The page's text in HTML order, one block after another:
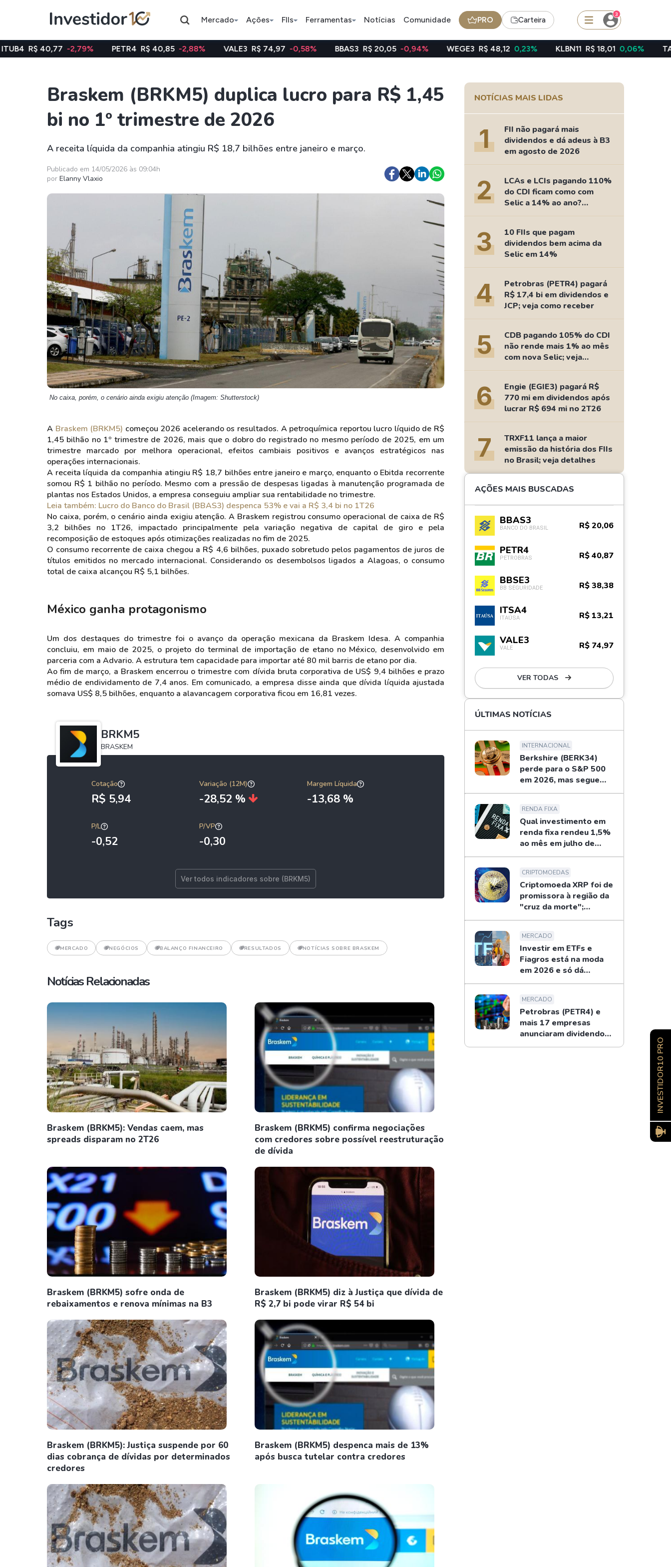
Mercado Ações FIIs Ferramentas Notícias Comunidade PRO Carteira
3
Assuntos do momento
Índice
Ibovespa
Ação
Petrobras
Ação
Bradesco Dividendos
Taesa
Itausa
Weg
Klabin
Petrobrás
Ver todos
RECR11
Ver todos
IVVB11
XINA11
Ver todos
Apple
Ver todos
Criptomoedas
Bitcoin
Ethereum
Dogecoin
Cardano
Ver todos
Ideias
Agenda de Dividendos
Radar do Dividendo Inteligente
As Ações Mais Buscadas
Guia do Iniciante
-2,79% PETR4 R$ 40,85 -2,88% VALE3 R$ 74,97 -0,58% BBAS3 R$ 20,05 -0,94% WEGE3 R$ 48,12 0,23% KLBN11 R$ 18,01 0,06% TAEE11 R$
Braskem (BRKM5) duplica lucro para R$ 1,45
bi no 1º trimestre de 2026
A receita líquida da companhia atingiu R$ 18,7 bilhões entre janeiro e março.
Publicado em 14/05/2026 às 09:04h
por Elanny Vlaxio
No caixa, porém, o cenário ainda exigiu atenção (Imagem: Shutterstock)
A Braskem (BRKM5) começou 2026 acelerando os resultados. A petroquímica reportou lucro líquido de R$
1,45 bilhão no 1º trimestre de 2026, mais que o dobro do registrado no mesmo período de 2025, em um
trimestre marcado por melhora operacional, efeitos cambiais positivos e avanços estratégicos nas
operações internacionais.
A receita líquida da companhia atingiu R$ 18,7 bilhões entre janeiro e março, enquanto o Ebitda recorrente
somou R$ 1 bilhão no período. Mesmo com a pressão de despesas ligadas à manutenção programada de
plantas nos Estados Unidos, a empresa conseguiu ampliar sua rentabilidade no trimestre.
Leia também: Lucro do Banco do Brasil (BBAS3) despenca 53% e vai a R$ 3,4 bi no 1T26
No caixa, porém, o cenário ainda exigiu atenção. A Braskem registrou consumo operacional de caixa de R$
3,2 bilhões no 1T26, impactado principalmente pela variação negativa de capital de giro e pela
recomposição de estoques após otimizações realizadas no fim de 2025.
O consumo recorrente de caixa chegou a R$ 4,6 bilhões, puxado sobretudo pelos pagamentos de juros de
títulos emitidos no mercado internacional. Considerando os desembolsos ligados a Alagoas, o consumo
total de caixa alcançou R$ 5,1 bilhões.
México ganha protagonismo
Um dos destaques do trimestre foi o avanço da operação mexicana da Braskem Idesa. A companhia
concluiu, em maio de 2025, o projeto do terminal de importação de etano no México, desenvolvido em
parceria com a Advario. A estrutura tem capacidade para importar até 80 mil barris de etano por dia.
Ao fim de março, a Braskem encerrou o trimestre com dívida bruta corporativa de US$ 9,4 bilhões e prazo
médio de endividamento de 7,4 anos. Em comunicado, a empresa disse ainda que dívida líquida ajustada
somava US$ 8,5 bilhões, enquanto a alavancagem corporativa ficou em 16,81 vezes.
BRKM5
BRASKEM
Cotação
R$ 5,94
Variação (12M)
-28,52 %
Margem Líquida
-13,68 %
P/L
-0,52
P/VP
-0,30
Ver todos indicadores sobre (BRKM5)
Tags
MERCADO NEGÓCIOS BALANÇO FINANCEIRO RESULTADOS NOTÍCIAS SOBRE BRASKEM
Notícias Relacionadas
Braskem (BRKM5): Vendas caem, mas
spreads disparam no 2T26
Braskem (BRKM5) confirma negociações
com credores sobre possível reestruturação
de dívida
Braskem (BRKM5) sofre onda de
rebaixamentos e renova mínimas na B3
Braskem (BRKM5) diz à Justiça que dívida de
R$ 2,7 bi pode virar R$ 54 bi
Braskem (BRKM5): Justiça suspende por 60
dias cobrança de dívidas por determinados
credores
Braskem (BRKM5) despenca mais de 13%
após busca tutelar contra credores
NOTÍCIAS MAIS LIDAS
1
FII não pagará mais
dividendos e dá adeus à B3
em agosto de 2026
2
LCAs e LCIs pagando 110%
do CDI ficam como com
Selic a 14% ao ano?
Fizemos as contas
3
10 FIIs que pagam
dividendos bem acima da
Selic em 14%
4
Petrobras (PETR4) pagará
R$ 17,4 bi em dividendos e
JCP; veja como receber
5
CDB pagando 105% do CDI
não rende mais 1% ao mês
com nova Selic; veja
retorno
6
Engie (EGIE3) pagará R$
770 mi em dividendos após
lucrar R$ 694 mi no 2T26
7
TRXF11 lança a maior
emissão da história dos FIIs
no Brasil; veja detalhes
AÇÕES MAIS BUSCADAS
BBAS3
BANCO DO BRASIL R$ 20,06
PETR4
PETROBRAS R$ 40,87
BBSE3
BB SEGURIDADE R$ 38,38
ITSA4
ITAÚSA R$ 13,21
VALE3
VALE R$ 74,97
VER TODAS
ÚLTIMAS NOTÍCIAS
INTERNACIONAL
Berkshire (BERK34)
perde para o S&P 500
em 2026, mas segue
recompras de Buffett
RENDA FIXA
Qual investimento em
renda fixa rendeu 1,5%
ao mês em julho de
2026?
CRIPTOMOEDAS
Criptomoeda XRP foi de
promissora à região da
"cruz da morte";
entenda
MERCADO
Investir em ETFs e
Fiagros está na moda
em 2026 e só dá
recorde
MERCADO
Petrobras (PETR4) e
mais 17 empresas
anunciaram dividendos
na semana; confira
INVESTIDOR10 PRO